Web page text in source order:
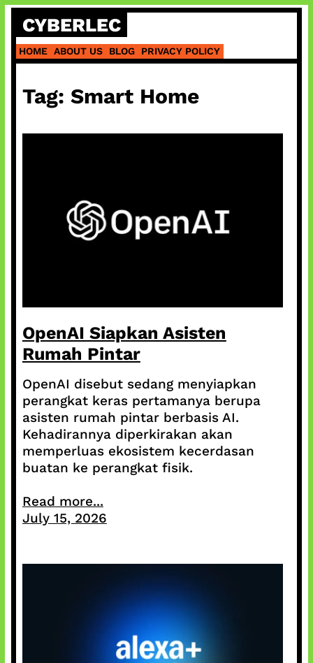
Skip
content
CYBERLEC
HOME ABOUT US BLOG PRIVACY POLICY
Tag: Smart Home
OpenAI Siapkan Asisten
Rumah Pintar
OpenAI disebut sedang menyiapkan
perangkat keras pertamanya berupa
asisten rumah pintar berbasis AI.
Kehadirannya diperkirakan akan
memperluas ekosistem kecerdasan
buatan ke perangkat fisik.
Read more...
July 15, 2026